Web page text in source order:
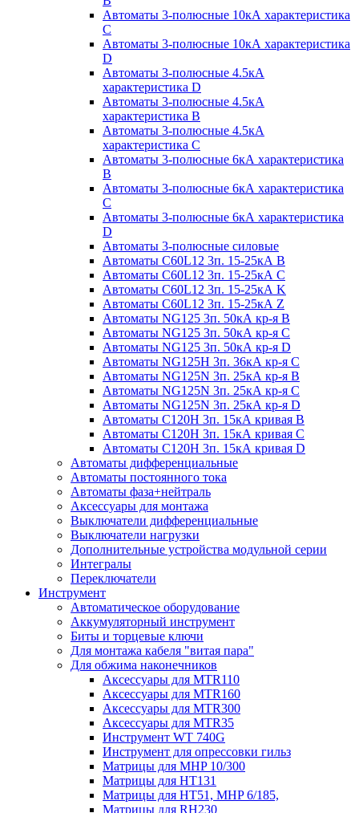
Автоматы 3-полюсные 10кА характеристика
C
Автоматы 3-полюсные 10кА характеристика
D
Автоматы 3-полюсные 4.5кА
характеристика D
Автоматы 3-полюсные 4.5кА
характеристика В
Автоматы 3-полюсные 4.5кА
характеристика С
Автоматы 3-полюсные 6кА характеристика
B
Автоматы 3-полюсные 6кА характеристика
C
Автоматы 3-полюсные 6кА характеристика
D
Автоматы 3-полюсные силовые
Автоматы C60L12 3п. 15-25кА B
Автоматы C60L12 3п. 15-25кА C
Автоматы C60L12 3п. 15-25кА K
Автоматы C60L12 3п. 15-25кА Z
Автоматы NG125 3п. 50кА кр-я B
Автоматы NG125 3п. 50кА кр-я C
Автоматы NG125 3п. 50кА кр-я D
Автоматы NG125H 3п. 36кА кр-я C
Автоматы NG125N 3п. 25кА кр-я B
Автоматы NG125N 3п. 25кА кр-я C
Автоматы NG125N 3п. 25кА кр-я D
Автоматы С120Н 3п. 15кА кривая B
Автоматы С120Н 3п. 15кА кривая C
Автоматы С120Н 3п. 15кА кривая D
Автоматы дифференциальные
Автоматы постоянного тока
Автоматы фаза+нейтраль
Аксессуары для монтажа
Выключатели дифференциальные
Выключатели нагрузки
Дополнительные устройства модульной серии
Интегралы
Переключатели
Инструмент
Автоматическое оборудование
Аккумуляторный инструмент
Биты и торцевые ключи
Для монтажа кабеля "витая пара"
Для обжима наконечников
Аксессуары для MTR110
Аксессуары для MTR160
Аксессуары для MTR300
Аксессуары для MTR35
Инструмент WT 740G
Инструмент для опрессовки гильз
Матрицы для MHP 10/300
Матрицы для НТ131
Матрицы для НТ51, MHP 6/185,
Матрицы для RH230